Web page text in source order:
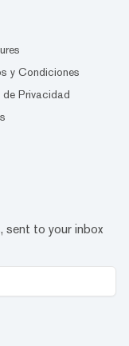
y Condiciones
Privacidad
sent to your inbox